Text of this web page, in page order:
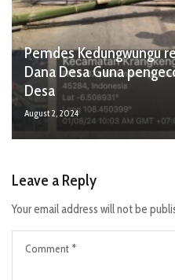
Pemdes Kedungwungu
Dana Desa Guna
Desa
August 2, 2024
Leave a Reply
Your email address will not be